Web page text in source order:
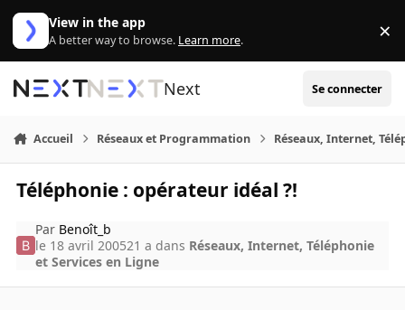
Aller au contenu
View in the app
A better way to browse. Learn more. ×
Next Se connecter
Accueil Réseaux et Programmation Réseaux, Internet,
Téléphonie : opérateur idéal ?!
Par Benoît_b
le 18 avril 200521 a dans Réseaux, Internet, Téléphonie
et Services en Ligne